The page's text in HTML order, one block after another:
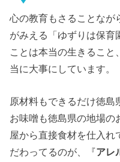
心の教育もさることなが
がみえる「ゆずりは保育
ことは本当の生きるこ
当に大事にしています。
原材料もできるだけ徳
お味噌も徳島県の地場の
屋から直接食材を仕入れ
だわってるのが、『アレ